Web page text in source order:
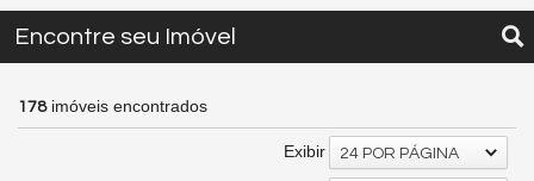
Encontre seu Imóvel
178imóveis encontrados
Exibir 24 POR PÁGINA